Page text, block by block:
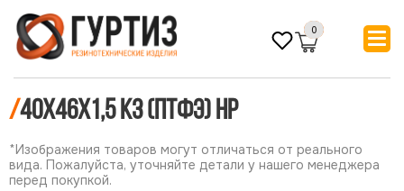
0
/40х46х1,5 КЗ (ПТФЭ) НР
*Изображения товаров могут отличаться от реального
вида. Пожалуйста, уточняйте детали у нашего менеджера
перед покупкой.